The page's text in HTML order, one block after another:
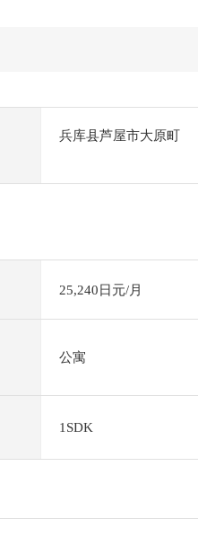
兵库县芦屋市大原町
25,240日元/月
公寓
1SDK